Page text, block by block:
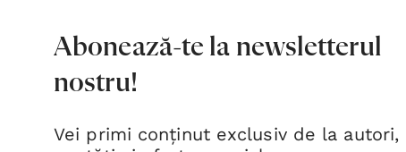
Abonează-te la newsletterul
nostru!
Vei primi conținut exclusiv de la autori,